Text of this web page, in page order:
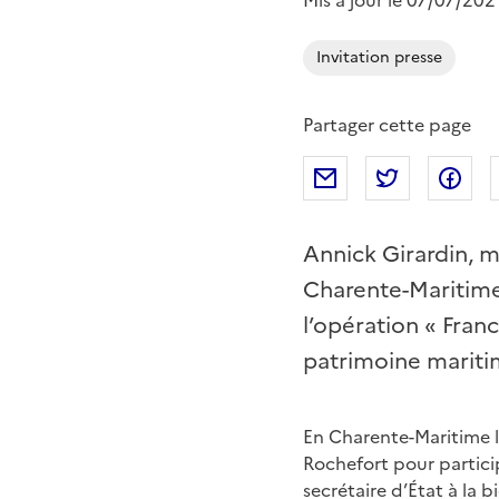
Invitation presse
Partager cette page
Partager par mail
Partager
Annick Girardin,
Charente-
l’opération «
patrimoine
En Charente-
Rochefort pour
secrétaire d’État à la